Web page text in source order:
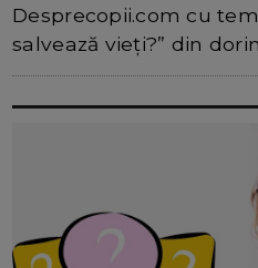
Desprecopii.com cu
salvează vieți?” din